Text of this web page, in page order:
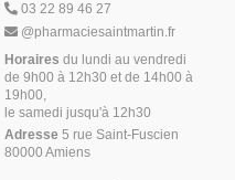
03 22 89 46 27
@pharmaciesaintmartin.fr
Horaires du lundi au vendredi
de 9h00 à 12h30 et de 14h00 à
19h00,
le samedi jusqu'à 12h30
Adresse 5 rue Saint-Fuscien
80000 Amiens